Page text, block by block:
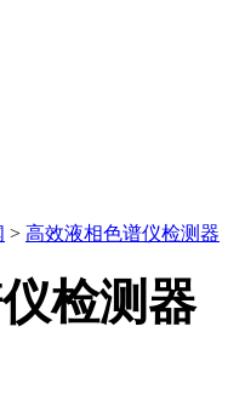
> 高效液相色谱仪检测器
检测器